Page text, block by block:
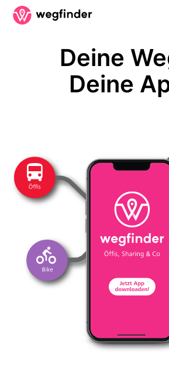
Deine
Deine